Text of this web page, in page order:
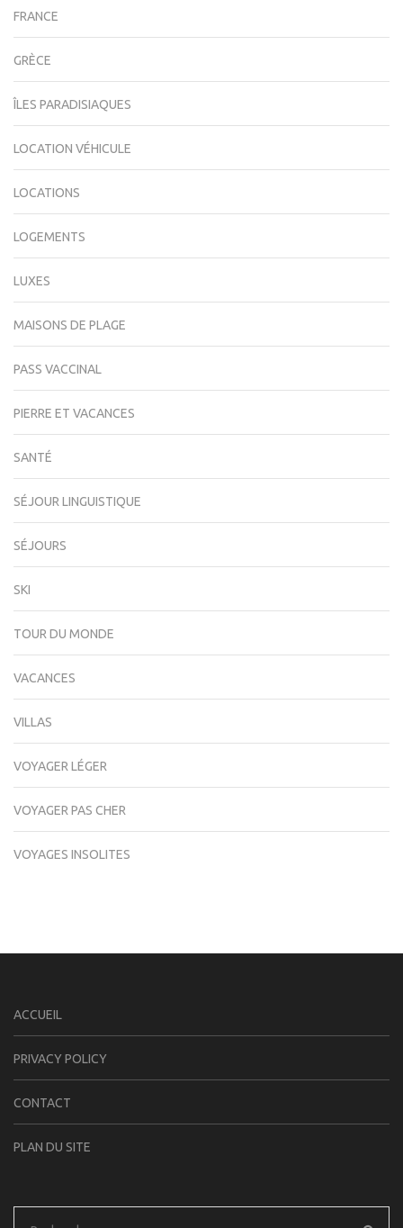
FRANCE
GRÈCE
ÎLES PARADISIAQUES
LOCATION VÉHICULE
LOCATIONS
LOGEMENTS
LUXES
MAISONS DE PLAGE
PASS VACCINAL
PIERRE ET VACANCES
SANTÉ
SÉJOUR LINGUISTIQUE
SÉJOURS
SKI
TOUR DU MONDE
VACANCES
VILLAS
VOYAGER LÉGER
VOYAGER PAS CHER
VOYAGES INSOLITES
ACCUEIL
PRIVACY POLICY
CONTACT
PLAN DU SITE